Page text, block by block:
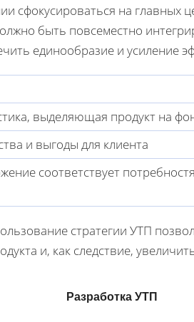
сфокусироваться на главных
быть повсеместно
единообразие и усиление
выделяющая продукт на
и выгоды для клиента
соответствует
стратегии УТП
и, как следствие,
Разработка УТП